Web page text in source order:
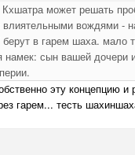
может решать
вождями -
в гарем шаха. мало
намек: сын вашей дочери
эту концепцию и
гарем... тесть